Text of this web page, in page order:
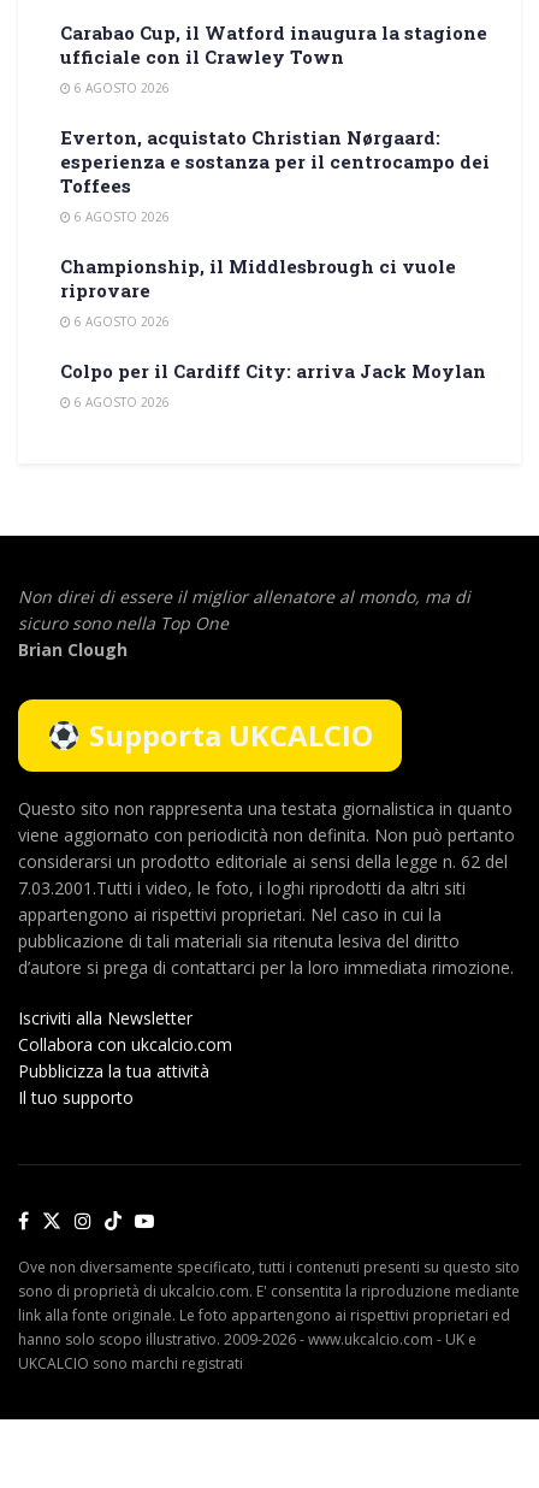
Carabao Cup, il Watford inaugura la stagione
ufficiale con il Crawley Town
6 AGOSTO 2026
Everton, acquistato Christian Nørgaard:
esperienza e sostanza per il centrocampo dei
Toffees
6 AGOSTO 2026
Championship, il Middlesbrough ci vuole
riprovare
6 AGOSTO 2026
Colpo per il Cardiff City: arriva Jack Moylan
6 AGOSTO 2026
Non direi di essere il miglior allenatore al mondo, ma di
sicuro sono nella Top One
Brian Clough
Supporta UKCALCIO
Questo sito non rappresenta una testata giornalistica in quanto
viene aggiornato con periodicità non definita. Non può pertanto
considerarsi un prodotto editoriale ai sensi della legge n. 62 del
7.03.2001.Tutti i video, le foto, i loghi riprodotti da altri siti
appartengono ai rispettivi proprietari. Nel caso in cui la
pubblicazione di tali materiali sia ritenuta lesiva del diritto
d’autore si prega di contattarci per la loro immediata rimozione.
Iscriviti alla Newsletter
Collabora con ukcalcio.com
Pubblicizza la tua attività
Il tuo supporto
Ove non diversamente specificato, tutti i contenuti presenti su questo sito
sono di proprietà di ukcalcio.com. E' consentita la riproduzione mediante
link alla fonte originale. Le foto appartengono ai rispettivi proprietari ed
hanno solo scopo illustrativo. 2009-2026 - www.ukcalcio.com - UK e
UKCALCIO sono marchi registrati